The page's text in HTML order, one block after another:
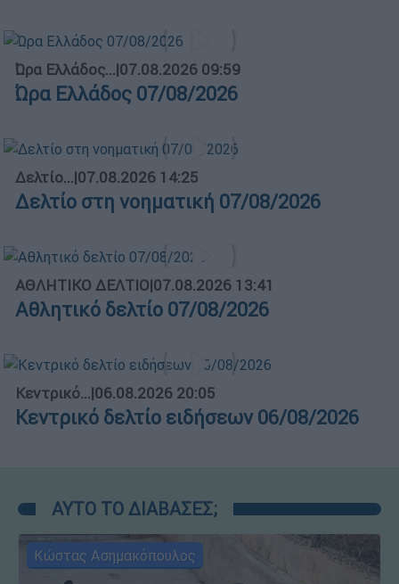
Ώρα Ελλάδος...|07.08.2026 09:59
Ώρα Ελλάδος 07/08/2026
Δελτίο...|07.08.2026 14:25
Δελτίο στη νοηματική 07/08/2026
ΑΘΛΗΤΙΚΟ ΔΕΛΤΙΟ|07.08.2026 13:41
Αθλητικό δελτίο 07/08/2026
Κεντρικό...|06.08.2026 20:05
Κεντρικό δελτίο ειδήσεων 06/08/2026
ΑΥΤΟ ΤΟ ΔΙΑΒΑΣΕΣ;
Κώστας Ασημακόπουλος